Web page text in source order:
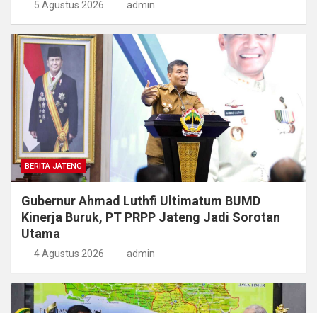
5 Agustus 2026 admin
BERITA JATENG
Gubernur Ahmad Luthfi Ultimatum BUMD
Kinerja Buruk, PT PRPP Jateng Jadi Sorotan
Utama
4 Agustus 2026 admin